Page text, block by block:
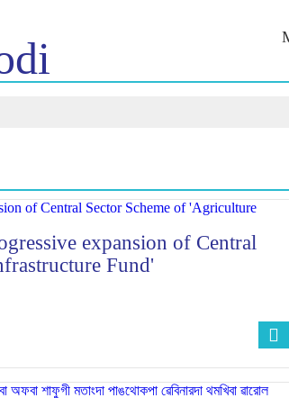
নুংদা
Kashi
expansion of Central
Fund'